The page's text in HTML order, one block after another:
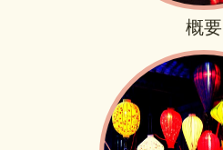
概要